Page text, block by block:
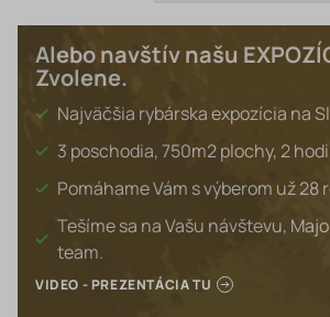
Alebo navštív našu
Zvolene.
Najväčšia rybárska expozícia na
3 poschodia, 750m2 plochy, 2
Pomáhame Vám s výberom už 28
Tešíme sa na Vašu návštevu,
team.
VIDEO - PREZENTÁCIA TU